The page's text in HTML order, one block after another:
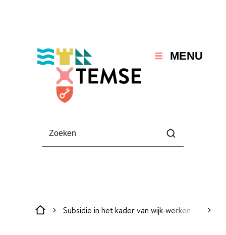
Temse
Zoeken
MENU
StartpaginaSubsidie in het kader van wijk-werken